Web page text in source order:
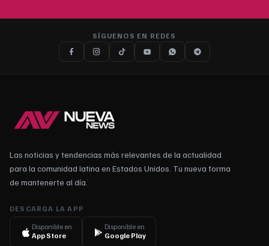
SÍGUENOS EN REDES
Las noticias y tendencias más relevantes de la actualidad
para la comunidad latina en Estados Unidos. Tu nueva forma
de mantenerte al día.
DESCARGA LA APP
Disponible en
App Store
Disponible en
Google Play